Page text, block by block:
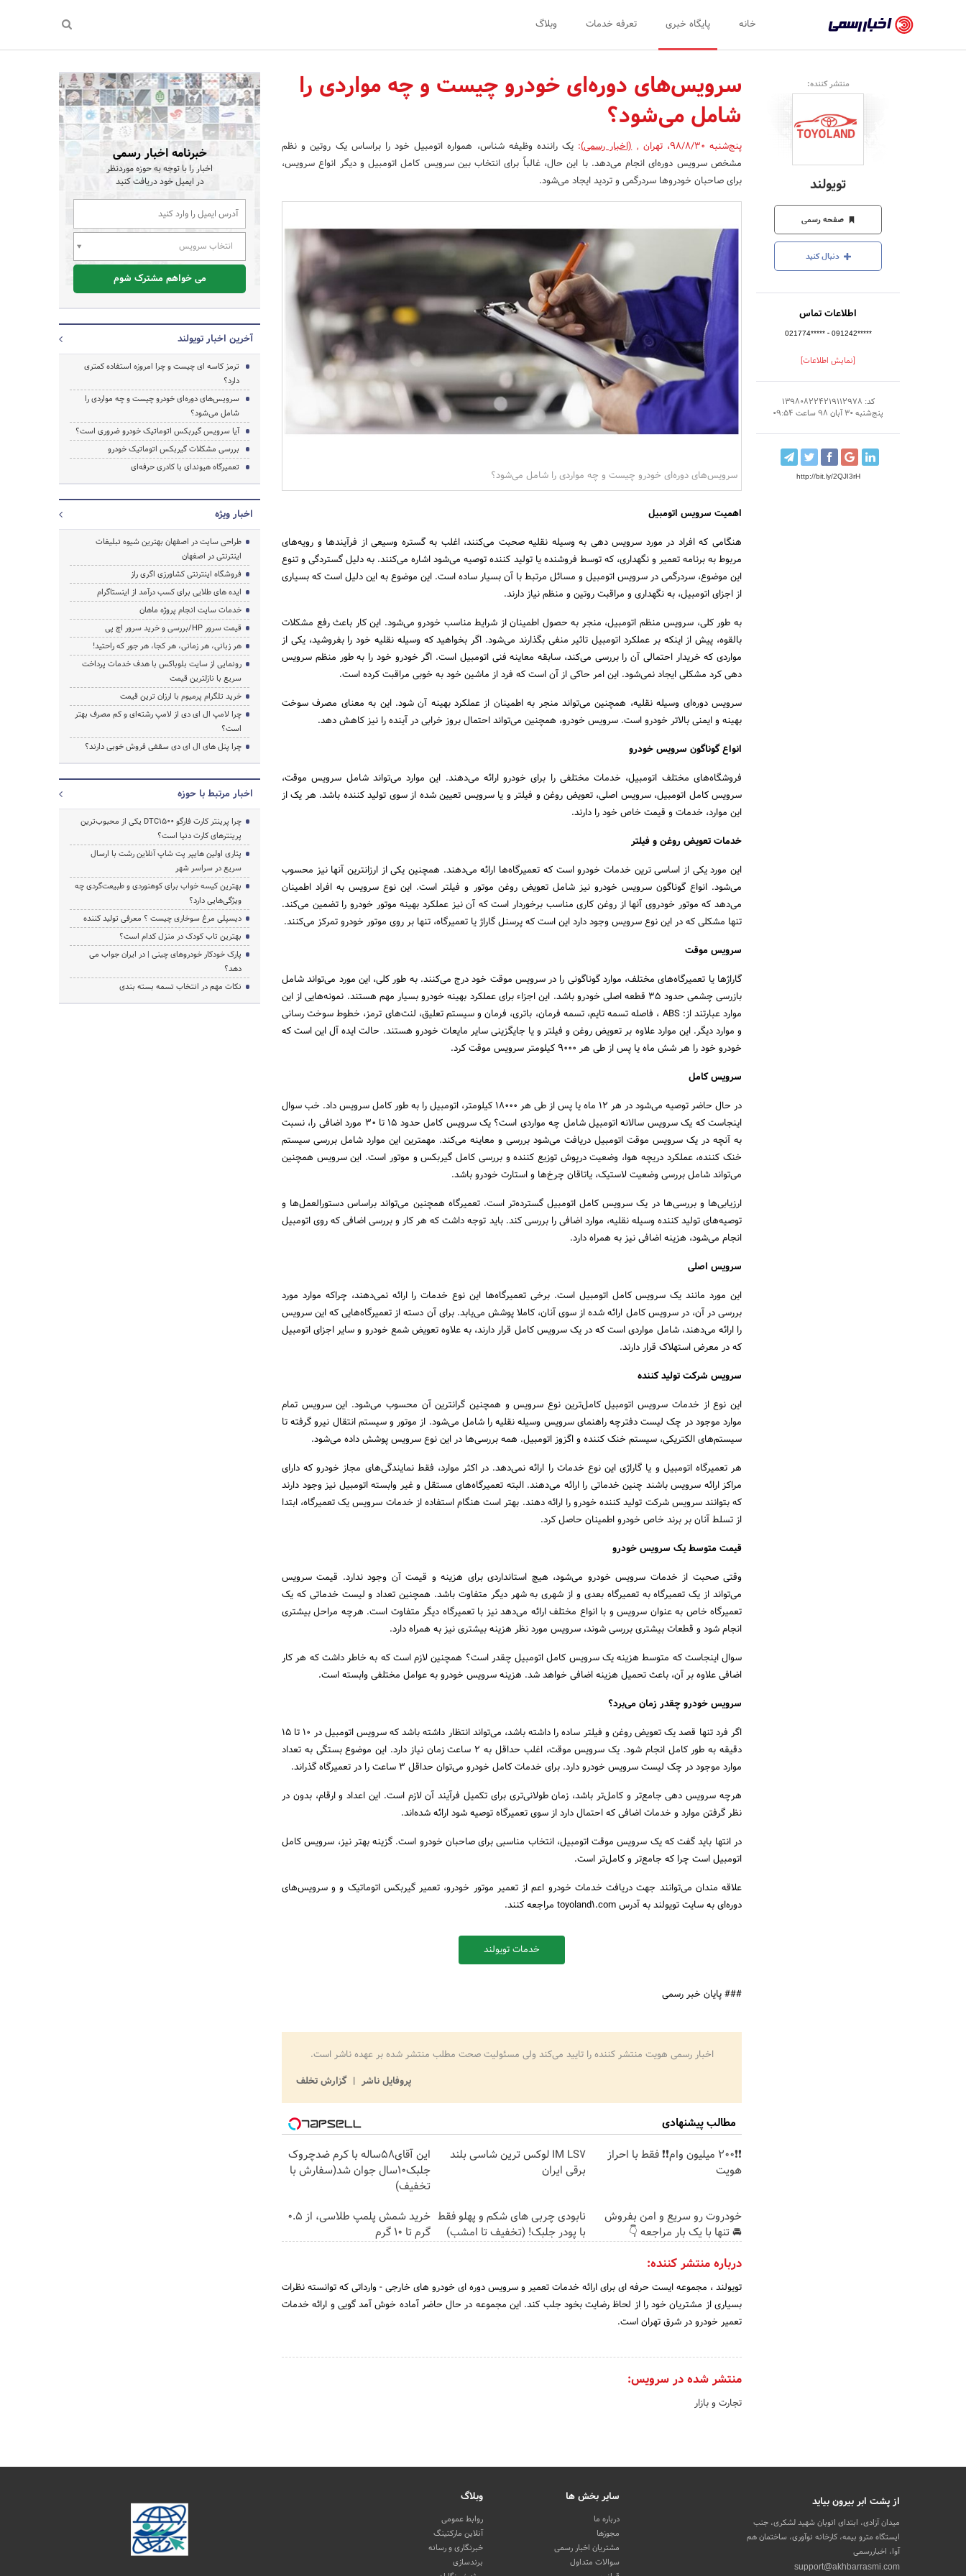
رسمی
-
اخبار
تایید
شرکت‌ها،
سازمان‌ها
و
روابط
عمومی‌ها
خانه پایگاه خبری تعرفه خدمات وبلاگ
جستجو
منتشر کننده:
تویولند
صفحه رسمی
دنبال کنید
اطلاعات تماس
021774***** - 091242*****
[نمایش اطلاعات]
کد: 139808224219112978
پنج‌شنبه 30 آبان 98 ساعت 09:54
http://bit.ly/2QJI3rH
سرویس‌های دوره‌ای خودرو چیست و چه مواردی را
شامل می‌شود؟
پنج‌شنبه 98/8/30 ،تهران ,(اخبار رسمی): یک راننده وظیفه شناس، همواره اتومبیل خود را براساس یک روتین و نظم
مشخص سرویس دوره‌ای انجام می‌دهد. با این حال، غالباً برای انتخاب بین سرویس کامل اتومبیل و دیگر انواع سرویس،
برای صاحبان خودروها سردرگمی و تردید ایجاد می‌شود.
سرویس‌های دوره‌ای خودرو چیست و چه مواردی را شامل می‌شود؟
اهمیت سرویس اتومبیل
هنگامی که افراد در مورد سرویس دهی به وسیله نقلیه صحبت می‌کنند، اغلب به گستره وسیعی از فرآیندها و رویه‌های
مربوط به برنامه تعمیر و نگهداری، که توسط فروشنده یا تولید کننده توصیه می‌شود اشاره می‌کنند. به دلیل گستردگی و تنوع
این موضوع، سردرگمی در سرویس اتومبیل و مسائل مرتبط با آن بسیار ساده است. این موضوع به این دلیل است که بسیاری
از اجزای اتومبیل، به نگهداری و مراقبت روتین و منظم نیاز دارند.
به طور کلی، سرویس منظم اتومبیل، منجر به حصول اطمینان از شرایط مناسب خودرو می‌شود. این کار باعث رفع مشکلات
بالقوه، پیش از اینکه بر عملکرد اتومبیل تاثیر منفی بگذارند می‌شود. اگر بخواهید که وسیله نقلیه خود را بفروشید، یکی از
مواردی که خریدار احتمالی آن را بررسی می‌کند، سابقه معاینه فنی اتومبیل است. اگر خودرو خود را به طور منظم سرویس
دهی کرد مشکلی ایجاد نمی‌شود. این امر حاکی از آن است که فرد از ماشین خود به خوبی مراقبت کرده است.
سرویس دوره‌ای وسیله نقلیه، همچنین می‌تواند منجر به اطمینان از عملکرد بهینه آن شود. این به معنای مصرف سوخت
بهینه و ایمنی بالاتر خودرو است. سرویس خودرو، همچنین می‌تواند احتمال بروز خرابی در آینده را نیز کاهش دهد.
انواع گوناگون سرویس خودرو
فروشگاه‌های مختلف اتومبیل، خدمات مختلفی را برای خودرو ارائه می‌دهند. این موارد می‌تواند شامل سرویس موقت،
سرویس کامل اتومبیل، سرویس اصلی، تعویض روغن و فیلتر و یا سرویس تعیین شده از سوی تولید کننده باشد. هر یک از
این موارد، خدمات و قیمت خاص خود را دارند.
خدمات تعویض روغن و فیلتر
این مورد یکی از اساسی ترین خدمات خودرو است که تعمیرگاه‌ها ارائه می‌دهند. همچنین یکی از ارزانترین آنها نیز محسوب
می‌شود. انواع گوناگون سرویس خودرو نیز شامل تعویض روغن موتور و فیلتر است. این نوع سرویس به افراد اطمینان
می‌دهد که موتور خودروی آنها از روغن کاری مناسب برخوردار است که آن نیز عملکرد بهینه موتور خودرو را تضمین می‌کند.
تنها مشکلی که در این نوع سرویس وجود دارد این است که پرسنل گاراژ یا تعمیرگاه، تنها بر روی موتور خودرو تمرکز می‌کنند.
سرویس موقت
گاراژها یا تعمیرگاه‌های مختلف، موارد گوناگونی را در سرویس موقت خود درج می‌کنند. به طور کلی، این مورد می‌تواند شامل
بازرسی چشمی حدود 35 قطعه اصلی خودرو باشد. این اجزاء برای عملکرد بهینه خودرو بسیار مهم هستند. نمونه‌هایی از این
موارد عبارتند از: ABS ، فاصله تسمه تایم، تسمه فرمان، باتری، فرمان و سیستم تعلیق، لنت‌های ترمز، خطوط سوخت رسانی
و موارد دیگر. این موارد علاوه بر تعویض روغن و فیلتر و یا جایگزینی سایر مایعات خودرو هستند. حالت ایده آل این است که
خودرو خود را هر شش ماه یا پس از طی هر 9000 کیلومتر سرویس موقت کرد.
سرویس کامل
در حال حاضر توصیه می‌شود در هر 12 ماه یا پس از طی هر 18000 کیلومتر، اتومبیل را به طور کامل سرویس داد. خب سوال
اینجاست که یک سرویس سالانه اتومبیل شامل چه مواردی است؟ یک سرویس کامل حدود 15 تا 30 مورد اضافی را، نسبت
به آنچه در یک سرویس موقت اتومبیل دریافت می‌شود بررسی و معاینه می‌کند. مهمترین این موارد شامل بررسی سیستم
خنک کننده، عملکرد دریچه هوا، وضعیت درپوش توزیع کننده و بررسی کامل گیربکس و موتور است. این سرویس همچنین
می‌تواند شامل بررسی وضعیت لاستیک، یاتاقان چرخ‌ها و استارت خودرو باشد.
ارزیابی‌ها و بررسی‌ها در یک سرویس کامل اتومبیل گسترده‌تر است. تعمیرگاه همچنین می‌تواند براساس دستورالعمل‌ها و
توصیه‌های تولید کننده وسیله نقلیه، موارد اضافی را بررسی کند. باید توجه داشت که هر کار و بررسی اضافی که روی اتومبیل
انجام می‌شود، هزینه اضافی نیز به همراه دارد.
سرویس اصلی
این مورد مانند یک سرویس کامل اتومبیل است. برخی تعمیرگاه‌ها این نوع خدمات را ارائه نمی‌دهند، چراکه موارد مورد
بررسی در آن، در سرویس کامل ارائه شده از سوی آنان، کاملا پوشش می‌یابد. برای آن دسته از تعمیرگاه‌هایی که این سرویس
را ارائه می‌دهند، شامل مواردی است که در یک سرویس کامل قرار دارند، به علاوه تعویض شمع خودرو و سایر اجزای اتومبیل
که در معرض استهلاک قرار دارند.
سرویس شرکت تولید کننده
این نوع از خدمات سرویس اتومبیل کامل‌ترین نوع سرویس و همچنین گرانترین آن محسوب می‌شود. این سرویس تمام
موارد موجود در چک لیست دفترچه راهنمای سرویس وسیله نقلیه را شامل می‌شود. از موتور و سیستم انتقال نیرو گرفته تا
سیستم‌های الکتریکی، سیستم خنک کننده و اگزوز اتومبیل. همه بررسی‌ها در این نوع سرویس پوشش داده می‌شود.
هر تعمیرگاه اتومبیل و یا گاراژی این نوع خدمات را ارائه نمی‌دهد. در اکثر موارد، فقط نمایندگی‌های مجاز خودرو که دارای
مراکز ارائه سرویس باشند چنین خدماتی را ارائه می‌دهند. البته تعمیرگاه‌های مستقل و غیر وابسته اتومبیل نیز وجود دارند
که بتوانند سرویس شرکت تولید کننده خودرو را ارائه دهند. بهتر است هنگام استفاده از خدمات سرویس یک تعمیرگاه، ابتدا
از تسلط آنان بر برند خاص خودرو اطمینان حاصل کرد.
قیمت متوسط یک سرویس خودرو
وقتی صحبت از خدمات سرویس خودرو می‌شود، هیچ استانداردی برای هزینه و قیمت آن وجود ندارد. قیمت سرویس
می‌تواند از یک تعمیرگاه به تعمیرگاه بعدی و از شهری به شهر دیگر متفاوت باشد. همچنین تعداد و لیست خدماتی که یک
تعمیرگاه خاص به عنوان سرویس و با انواع مختلف ارائه می‌دهد نیز با تعمیرگاه دیگر متفاوت است. هرچه مراحل بیشتری
انجام شود و قطعات بیشتری بررسی شوند، سرویس مورد نظر هزینه بیشتری نیز به همراه دارد.
سوال اینجاست که متوسط هزینه یک سرویس کامل اتومبیل چقدر است؟ همچنین لازم است که به خاطر داشت که هر کار
اضافی علاوه بر آن، باعث تحمیل هزینه اضافی خواهد شد. هزینه سرویس خودرو به عوامل مختلفی وابسته است.
سرویس خودرو چقدر زمان می‌برد؟
اگر فرد تنها قصد یک تعویض روغن و فیلتر ساده را داشته باشد، می‌تواند انتظار داشته باشد که سرویس اتومبیل در 10 تا 15
دقیقه به طور کامل انجام شود. یک سرویس موقت، اغلب حداقل به 2 ساعت زمان نیاز دارد. این موضوع بستگی به تعداد
موارد موجود در چک لیست سرویس خودرو دارد. برای خدمات کامل خودرو می‌توان حداقل 3 ساعت را در تعمیرگاه گذراند.
هرچه سرویس دهی جامع‌تر و کامل‌تر باشد، زمان طولانی‌تری برای تکمیل فرآیند آن لازم است. این اعداد و ارقام، بدون در
نظر گرفتن موارد و خدمات اضافی که احتمال دارد از سوی تعمیرگاه توصیه شود ارائه شده‌اند.
در انتها باید گفت که یک سرویس موقت اتومبیل، انتخاب مناسبی برای صاحبان خودرو است. گزینه بهتر نیز، سرویس کامل
اتومبیل است چرا که جامع‌تر و کامل‌تر است.
علاقه مندان می‌توانند جهت دریافت خدمات خودرو اعم از تعمیر موتور خودرو، تعمیر گیربکس اتوماتیک و و سرویس‌های
دوره‌ای به سایت تویولند به آدرس toyoland1.com مراجعه کنند.
خدمات تویولند
### پایان خبر رسمی
اخبار رسمی هویت منتشر کننده را تایید می‌کند ولی مسئولیت صحت مطلب منتشر شده بر عهده ناشر است.
پروفایل ناشر
گزارش تخلف
مطالب پیشنهادی
❗❗200 میلیون وام❗❗ فقط با احراز
هویت
IM LS7 لوکس ترین شاسی بلند
برقی ایران
این آقای58ساله با کرم ضدچروک
جلبک10سال جوان شد(سفارش با
تخفیف)
خودروت رو سریع و امن بفروش
🚘 تنها با یک بار مراجعه 👇
نابودی چربی های شکم و پهلو فقط
با پودر جلبک! (تخفیف تا امشب)
خرید شمش پلمپ طلاسی، از ۰.۵
گرم تا ۱۰ گرم
درباره منتشر کننده:
تویولند ، مجموعه ایست حرفه ای برای ارائه خدمات تعمیر و سرویس دوره ای خودرو های خارجی - وارداتی که توانسته نظرات
بسیاری از مشتریان خود را از لحاظ رضایت بخود جلب کند. این مجموعه در حال حاضر آماده خوش آمد گویی و ارائه خدمات
تعمیر خودرو در شرق تهران است.
منتشر شده در سرویس:
تجارت و بازار
خبرنامه اخبار رسمی
اخبار را با توجه به حوزه موردنظر
در ایمیل خود دریافت کنید
انتخاب سرویس
می خواهم مشترک شوم
آخرین اخبار تویولند
ترمز کاسه ای چیست و چرا امروزه استفاده کمتری
دارد؟
سرویس‌های دوره‌ای خودرو چیست و چه مواردی را
شامل می‌شود؟
آیا سرویس گیربکس اتوماتیک خودرو ضروری است؟
بررسی مشکلات گیربکس اتوماتیک خودرو
تعمیرگاه هیوندای با کادری حرفه‌‌ای
اخبار ویژه
طراحی سایت در اصفهان بهترین شیوه تبلیغات
اینترنتی در اصفهان
فروشگاه اینترنتی کشاورزی اگری راز
ایده های طلایی برای کسب درآمد از اینستاگرام
خدمات سایت انجام پروژه ماهان
قیمت سرور HP/بررسی و خرید سرور اچ پی
هر زبانی، هر زمانی، هر کجا، هر جور که راحتید!
رونمایی از سایت بلوباکس با هدف خدمات پرداخت
سریع با نازلترین قیمت
خرید تلگرام پرمیوم با ارزان ترین قیمت
چرا لامپ ال ای دی از لامپ رشته‌ای و کم مصرف بهتر
است؟
چرا پنل های ال ای دی سقفی فروش خوبی دارند؟
اخبار مرتبط با حوزه
چرا پرینتر کارت فارگو DTC1500 یکی از محبوب‌ترین
پرینترهای کارت دنیا است؟
پتاری اولین هایپر پت شاپ آنلاین رشت با ارسال
سریع در سراسر شهر
بهترین کیسه خواب برای کوهنوردی و طبیعت‌گردی چه
ویژگی‌هایی دارد؟
دیسپلی مرغ سوخاری چیست ؟ معرفی تولید کننده
بهترین تاب کودک در منزل کدام است؟
پارک خودکار خودروهای چینی | در ایران جواب می
دهد؟
نکات مهم در انتخاب تسمه بسته بندی
از پشت ابر بیرون بیاید
میدان آزادی، ابتدای اتوبان شهید لشکری، جنب
ایستگاه مترو بیمه، کارخانه نوآوری، ساختمان هم
آوا، اخباررسمی
support@akhbarrasmi.com
سایر بخش ها
درباره ما
مجوزها
مشتریان اخبار رسمی
سوالات متداول
وبلاگ
روابط عمومی
آنلاین مارکتینگ
خبرنگاری و رسانه
برندسازی